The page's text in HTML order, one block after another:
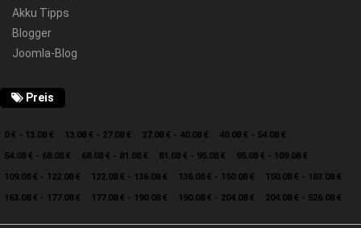
Akku Tipps
Blogger
Joomla-Blog
Preis
0 € - 13.08 € 13.08 € - 27.08 € 27.08 € - 40.08 €
40.08 € - 54.08 €
54.08 € - 68.08 €
68.08 € - 81.08 € 81.08 € - 95.08 €
95.08 € - 109.08 €
109.08 € - 122.08 €
122.08 € - 136.08 € 136.08 € - 150.08 €
150.08 € - 163.08 €
163.08 € - 177.08 €
177.08 € - 190.08 € 190.08 € - 204.08 € 204.08 € - 526.08 €